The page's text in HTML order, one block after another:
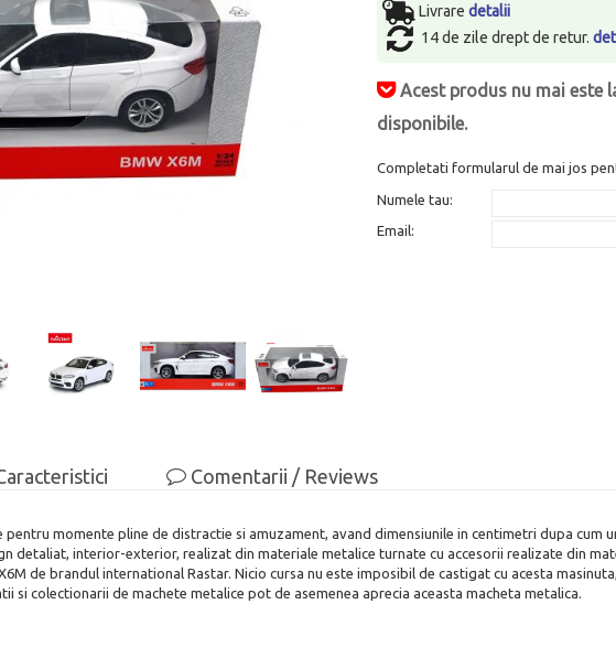
Livraredetalii
14 de zile drept de retur.
Acest produs nu mai este
disponibile.
Completati formularul de mai jos
Numele tau:
Email:
Comentarii / Reviews
momente pline de distractie si amuzament, avand dimensiunile in centimetri dupa cum
detaliat, interior-exterior, realizat din materiale metalice turnate cu accesorii realizate din
de brandul international Rastar. Nicio cursa nu este imposibil de castigat cu acesta
si colectionarii de machete metalice pot de asemenea aprecia aceasta macheta metalica.